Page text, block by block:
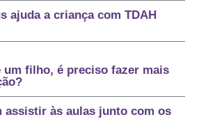
ajuda a criança com TDAH
um filho, é preciso fazer mais
assistir às aulas junto com os